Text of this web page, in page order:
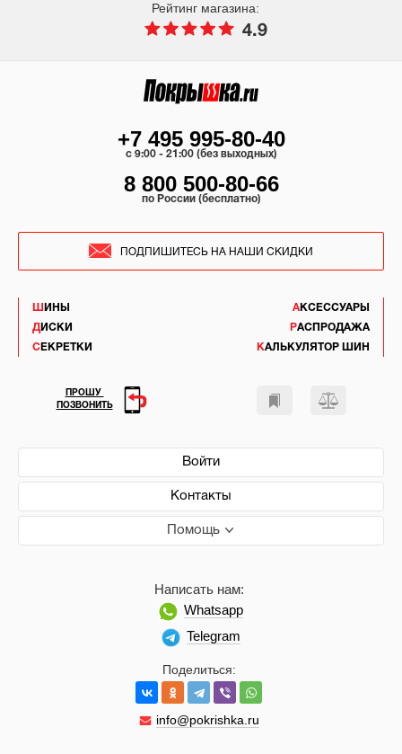
Рейтинг магазина:
4.9
ШИНЫ
ДИСКИ
СЕКРЕТКИ
АКСЕССУАРЫ
РАСПРОДАЖА
КАЛЬКУЛЯТОР ШИН
Войти
Контакты
Помощь
Поделиться:
info@pokrishka.ru
Написать нам:
Whatsapp
Telegram
+7 495 995-80-40
c 9:00 - 21:00 (без выходных)
8 800 500-80-66
по России (бесплатно)
ПОДПИШИТЕСЬ НА НАШИ СКИДКИ
ПРОШУ
ПОЗВОНИТЬ